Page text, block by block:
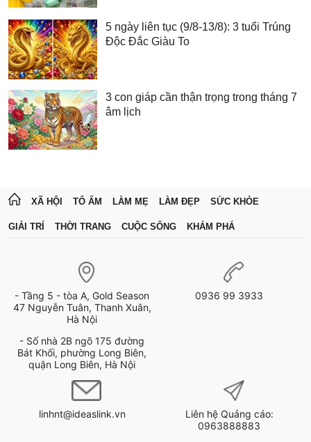
5 ngày liên tục (9/8-13/8): 3 tuổi Trúng
Độc Đắc Giàu To
3 con giáp cần thận trọng trong tháng 7
âm lịch
XÃ HỘI TỔ ẤM LÀM MẸ LÀM ĐẸP SỨC KHỎE
GIẢI TRÍ THỜI TRANG CUỘC SỐNG KHÁM PHÁ
- Tầng 5 - tòa A, Gold Season
47 Nguyễn Tuân, Thanh Xuân,
Hà Nội
- Số nhà 2B ngõ 175 đường
Bát Khối, phường Long Biên,
quận Long Biên, Hà Nội
0936 99 3933
linhnt@ideaslink.vn
Liên hệ Quảng cáo:
0963888883